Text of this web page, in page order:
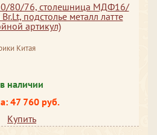
80/76, столешница МДФ16/
подстолье металл латте
артикул)
Китая
в наличии
47 760 руб.
Купить